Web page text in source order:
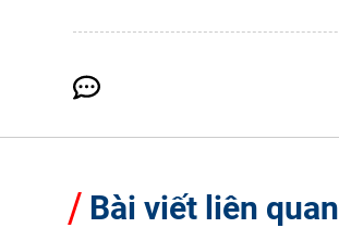
Bài viết liên quan